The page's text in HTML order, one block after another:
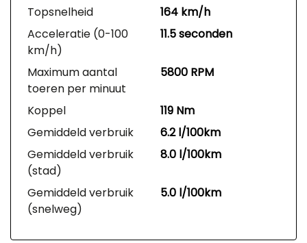
Topsnelheid
164 km/h
Acceleratie (0-100
km/h)
11.5 seconden
Maximum aantal
toeren per minuut
5800 RPM
Koppel
119 Nm
Gemiddeld verbruik
6.2 l/100km
Gemiddeld verbruik
(stad)
8.0 l/100km
Gemiddeld verbruik
(snelweg)
5.0 l/100km